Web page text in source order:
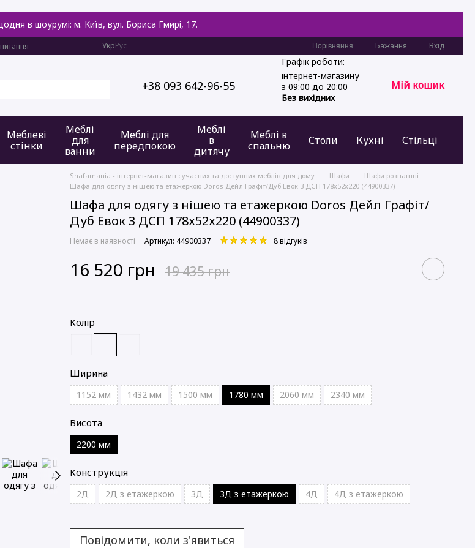
в шоурумі: м. Київ, вул. Бориса Гмирі, 17.
УкрРус Порівняння Бажання Вхід
+38 093 642-96-55
Графік роботи:
інтернет-магазину
з 09:00 до 20:00
Без вихідних
Мій кошик
Меблеві
стінки
Меблі
для
ванни
Меблі для
передпокою
Меблі
в
дитячу
Меблі в
спальню
Столи Кухні Стільці
Shafamania - інтернет-магазин сучасних та доступних меблів для дому Шафи
Шафи розпашні
Шафа для одягу з нішею та етажеркою Doros Дейл Графіт/Дуб Евок 3 ДСП 178х52х220 (44900337)
Шафа для одягу з нішею та етажеркою Doros Дейл Графіт/
Дуб Евок 3 ДСП 178х52х220 (44900337)
Немає в наявності Артикул: 44900337 8 відгуків
16 520 грн 19 435 грн
Колір
Ширина
1152 мм 1432 мм 1500 мм 1780 мм 2060 мм 2340 мм
Висота
2200 мм
Конструкція
2Д 2Д з етажеркою 3Д 3Д з етажеркою 4Д 4Д з етажеркою
Повідомити, коли з'явиться